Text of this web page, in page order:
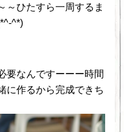
～ひたすら一周するま
^*)
要なんですーーー時間
に作るから完成できち